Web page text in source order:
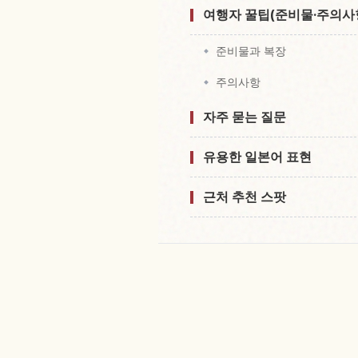
여행자 꿀팁(준비물·주의
준비물과 복장
주의사항
자주 묻는 질문
유용한 일본어 표현
근처 추천 스팟